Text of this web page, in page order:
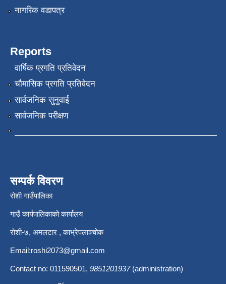
नागरिक वडापत्र
Reports
वार्षिक प्रगति प्रतिवेदन
चौमासिक प्रगति प्रतिवेदन
सार्वजनिक सुनुवाई
सार्वजनिक परीक्षण
सम्पर्क विवरण
रोशी गाउँपालिका
गाउँ कार्यपालिकाको कार्यालय
रोशी-७, अमलटार , काभ्रेपलाञ्चोक
Email:roshi2073@gmail.com
Contact no: 011590501, 9851201937(administration)